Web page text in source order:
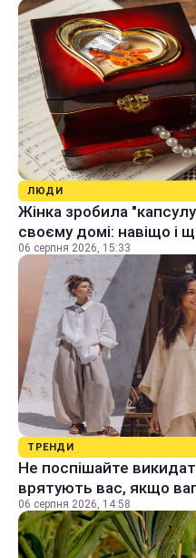
ЛЮДИ
Жінка зробила "капсулу
своєму домі: навіщо і
06 серпня 2026, 15:33
ТРЕНДИ
Не поспішайте
врятують вас, якщо
06 серпня 2026, 14:58